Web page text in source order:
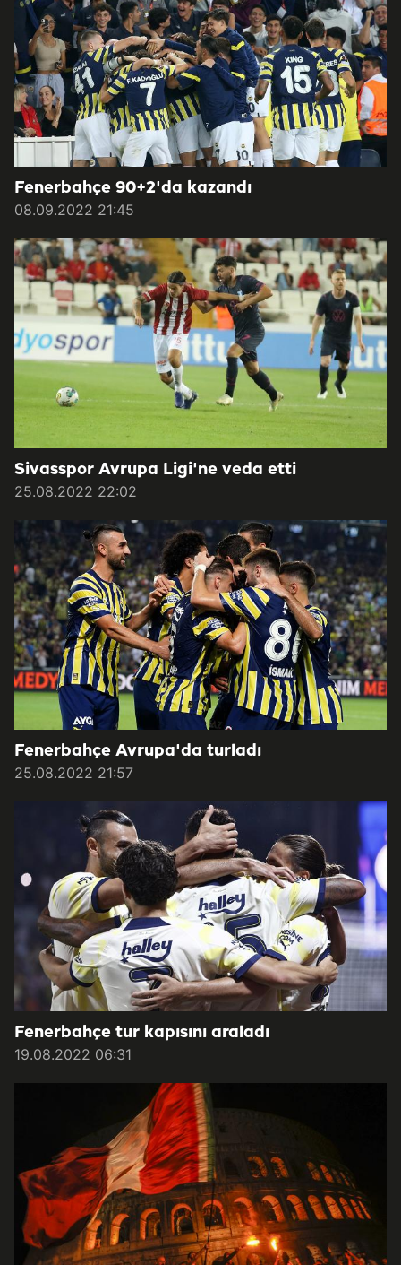
Fenerbahçe 90+2'da kazandı
08.09.2022 21:45
Sivasspor Avrupa Ligi'ne veda etti
25.08.2022 22:02
Fenerbahçe Avrupa'da turladı
25.08.2022 21:57
Fenerbahçe tur kapısını araladı
19.08.2022 06:31